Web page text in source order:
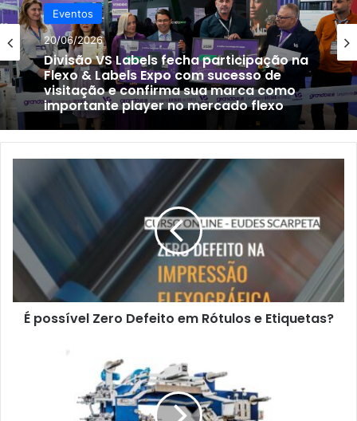
Eventos
20/06/2026
Divisão VS Labels fecha participação na
Flexo & Labels Expo com sucesso de
visitação e confirma sua marca como
importante player no mercado flexo
Defeito
em
Rótulos
Etiquetas?
É possível Zero Defeito em Rótulos e Etiquetas?